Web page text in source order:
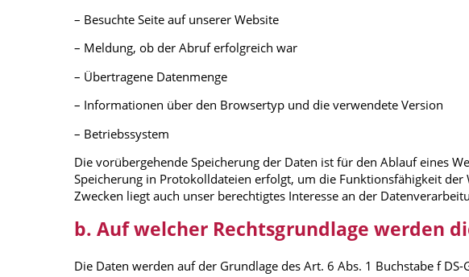
– Besuchte Seite auf unserer Website
– Meldung, ob der Abruf erfolgreich war
– Übertragene Datenmenge
– Informationen über den Browsertyp und die verwendete Version
– Betriebssystem
Die vorübergehende Speicherung der Daten ist für den Ablauf eines
Speicherung in Protokolldateien erfolgt, um die Funktionsfähigkeit
Zwecken liegt auch unser berechtigtes Interesse an der
b. Auf welcher Rechtsgrundlage werden
Die Daten werden auf der Grundlage des Art. 6 Abs. 1 Buchstabe f DS-